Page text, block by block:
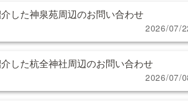
した神泉苑周辺のお問い合わせ
2026/07/
した杭全神社周辺のお問い合わせ
2026/07/